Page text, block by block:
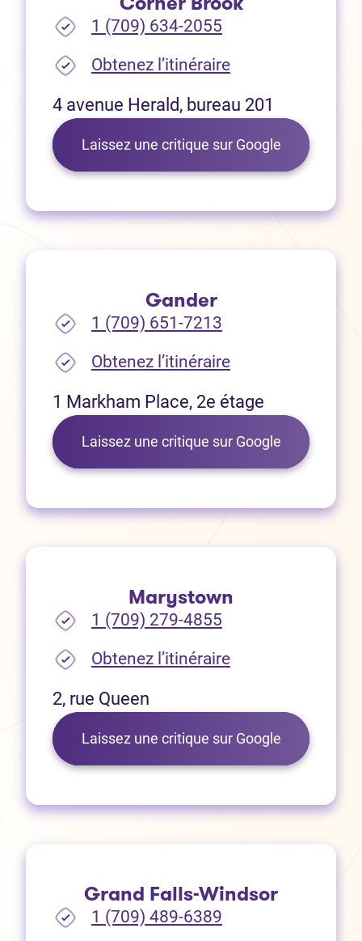
1 (709) 634-2055
Obtenez l’itinéraire(Ouvre dans un
4 avenue Herald, bureau 201
Laissez une critique sur Google(Ouvre
Gander
1 (709) 651-7213
Obtenez l’itinéraire(Ouvre dans un
1 Markham Place, 2e étage
Laissez une critique sur Google(Ouvre
Marystown
1 (709) 279-4855
Obtenez l’itinéraire(Ouvre dans un
2, rue Queen
Laissez une critique sur Google(Ouvre
Grand Falls-Windsor
1 (709) 489-6389